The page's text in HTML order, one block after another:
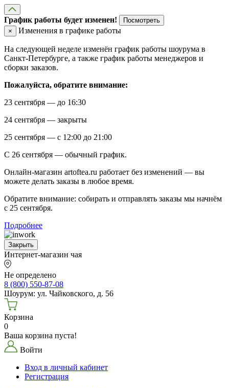
График работы будет изменен!
Посмотреть
×
Изменения в графике работы
На следующей неделе изменён график работы шоурума в
Санкт-Петербурге, а также график работы менеджеров и
сборки заказов.
Пожалуйста, обратите внимание:
23 сентября — до 16:30
24 сентября — закрыты
25 сентября — с 12:00 до 21:00
С 26 сентября — обычный график.
Онлайн-магазин artoftea.ru работает без изменений — вы
можете делать заказы в любое время.
Обратите внимание: собирать и отправлять заказы мы начнём
с 25 сентября.
Подробнее
Закрыть
Интернет-магазин чая
Не определено
8 (800) 550-87-08
Шоурум: ул. Чайковского, д. 56
Корзина
0
Ваша корзина пуста!
Войти
Вход в личный кабинет
Регистрация